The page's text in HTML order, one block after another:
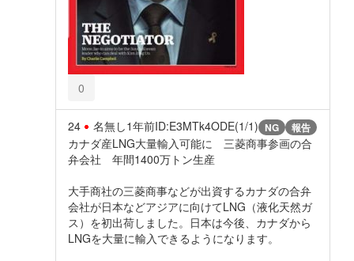
0
24 名無し1年前ID:E3MTk4ODE(1/1) NG 報告
カナダ産LNG大量輸入可能に 三菱商事参画の合
弁会社 年間1400万トン生産
大手商社の三菱商事などが出資するカナダの合弁
会社が日本などアジアに向けてLNG（液化天然ガ
ス）を初出荷しました。日本は今後、カナダから
LNGを大量に輸入できるようになります。